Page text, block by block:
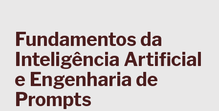
Fundamentos da
Inteligência Artificial
e Engenharia de
Prompts